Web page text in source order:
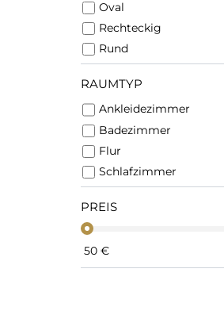
Oval
Rechteckig
Rund
RAUMTYP
Ankleidezimmer
Badezimmer
Flur
Schlafzimmer
PREIS
50 €